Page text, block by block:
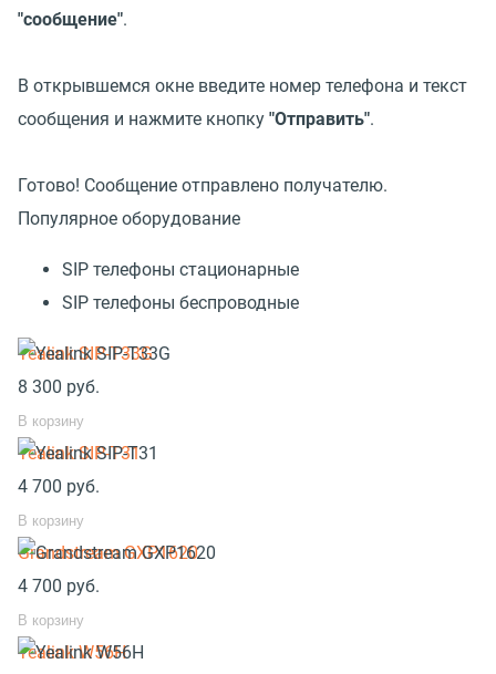
"сообщение".
В открывшемся окне введите номер телефона и текст
сообщения и нажмите кнопку "Отправить".
Готово! Сообщение отправлено получателю.
Популярное оборудование
SIP телефоны стационарные
SIP телефоны беспроводные
Yealink SIP-T33G
8 300 руб.
В корзину
Yealink SIP-T31
4 700 руб.
В корзину
Grandstream GXP1620
4 700 руб.
В корзину
Yealink W56H